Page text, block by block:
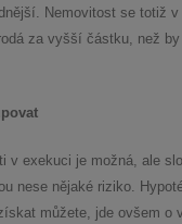
Nemovitost se totiž
za vyšší částku, než
v exekuci je možná, ale
nese nějaké riziko.
můžete, jde ovšem o